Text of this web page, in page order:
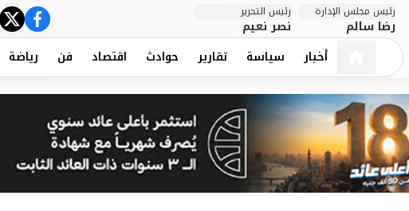
رئيس مجلس الإدارة
رضا سالم
رئيس التحرير
نصر نعيم
أخبار سياسة تقارير حوادث اقتصاد فن رياضة